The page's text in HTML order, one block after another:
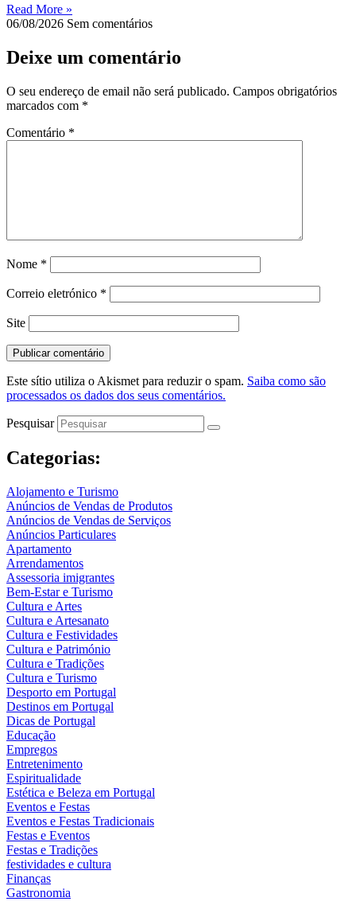
Read More »
06/08/2026 Sem comentários
Deixe um comentário
O seu endereço de email não será publicado. Campos obrigatórios
marcados com *
Comentário *
Nome *
Correio eletrónico *
Site
Este sítio utiliza o Akismet para reduzir o spam. Saiba como são
processados os dados dos seus comentários.
Pesquisar
Categorias:
Alojamento e Turismo
Anúncios de Vendas de Produtos
Anúncios de Vendas de Serviços
Anúncios Particulares
Apartamento
Arrendamentos
Assessoria imigrantes
Bem-Estar e Turismo
Cultura e Artes
Cultura e Artesanato
Cultura e Festividades
Cultura e Património
Cultura e Tradições
Cultura e Turismo
Desporto em Portugal
Destinos em Portugal
Dicas de Portugal
Educação
Empregos
Entretenimento
Espiritualidade
Estética e Beleza em Portugal
Eventos e Festas
Eventos e Festas Tradicionais
Festas e Eventos
Festas e Tradições
festividades e cultura
Finanças
Gastronomia